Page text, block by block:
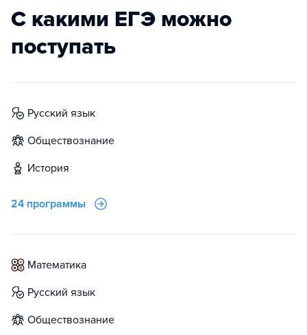
С какими ЕГЭ можно
поступать
русский язык
обществознание
история
24 программы
математика
русский язык
обществознание